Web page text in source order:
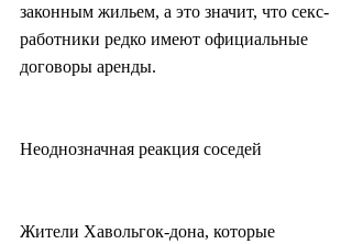
законным жильем, а это значит, что секс-
работники редко имеют официальные
договоры аренды.
Неоднозначная реакция соседей
Жители Хавольгок-дона, которые